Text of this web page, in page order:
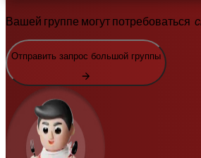
Вашей группе могут потребоваться
Отправить запрос большой группы